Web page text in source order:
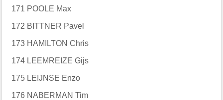
171 POOLE Max
172 BITTNER Pavel
173 HAMILTON Chris
174 LEEMREIZE Gijs
175 LEIJNSE Enzo
176 NABERMAN Tim